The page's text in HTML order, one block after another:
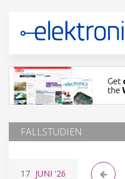
FALLSTUDIEN
17 JUNI '26